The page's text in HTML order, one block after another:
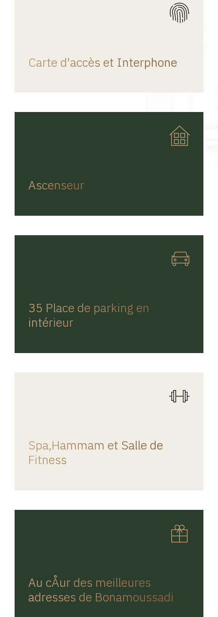
Carte d'accès et Interphone
Ascenseur
35 Place de parking en
intérieur
Spa,Hammam et Salle de
Fitness
Au cÅur des meilleures
adresses de Bonamoussadi